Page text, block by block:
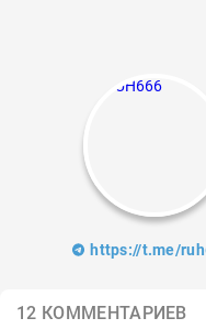
12 КОММЕНТАРИЕВ